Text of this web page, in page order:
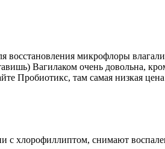
восстановления микрофлоры
Вагилаком очень довольна,
Пробиотикс, там самая низкая
хлорофиллиптом, снимают